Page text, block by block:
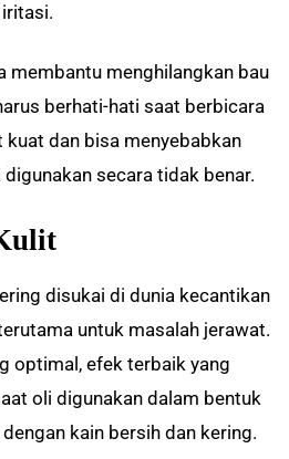
membantu menghilangkan bau
berhati-hati saat berbicara
kuat dan bisa menyebabkan
secara tidak benar.
disukai di dunia kecantikan
untuk masalah jerawat.
optimal, efek terbaik yang
oli digunakan dalam bentuk
kain bersih dan kering.